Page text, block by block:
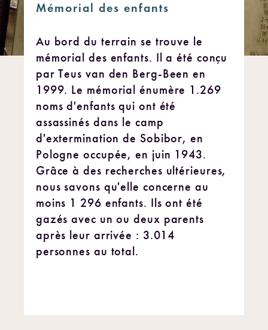
Mémorial des enfants
Au bord du terrain se trouve le
mémorial des enfants. Il a été conçu
par Teus van den Berg-Been en
1999. Le mémorial énumère 1.269
noms d'enfants qui ont été
assassinés dans le camp
d'extermination de Sobibor, en
Pologne occupée, en juin 1943.
Grâce à des recherches ultérieures,
nous savons qu'elle concerne au
moins 1 296 enfants. Ils ont été
gazés avec un ou deux parents
après leur arrivée : 3.014
personnes au total.